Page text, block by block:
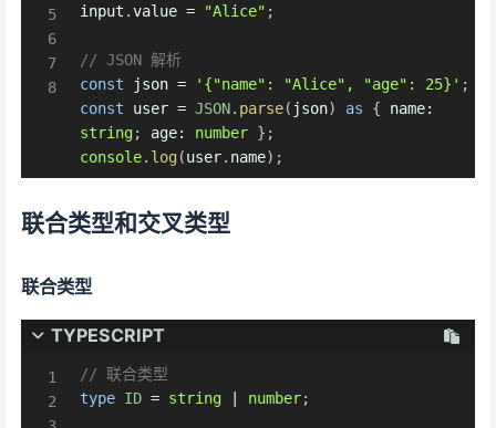
input .value = "Alice" ;
// JSON 解析
const json = '{"name": "Alice", "age": 25}' ;
const user = JSON. parse( json) as { name:
string; age: number } ;
console. log (user. name) ;
联合类型和交叉类型
联合类型
TYPESCRIPT
// 联合类型
type ID = string number;